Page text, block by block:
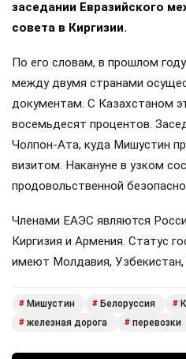
заседании Евразийского
совета в Киргизии.
По его словам, в прошлом
между двумя странами
документам. С Казахстаном
восемьдесят процентов.
Чолпон-Ата, куда Мишустин
визитом. Накануне в узком
продовольственной
Членами ЕАЭС являются
Киргизия и Армения. Статус
имеют Молдавия, Узбекистан,
# Мишустин # Белоруссия #
# железная дорога # перевозки